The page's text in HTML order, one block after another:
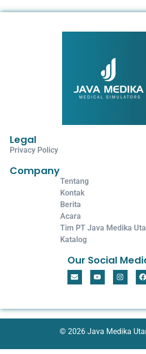
Legal
Privacy Policy
Tentang
Kontak
Berita
Acara
Tim PT Java Medika
Katalog
Company
Our Social
© 2026 Java Medika